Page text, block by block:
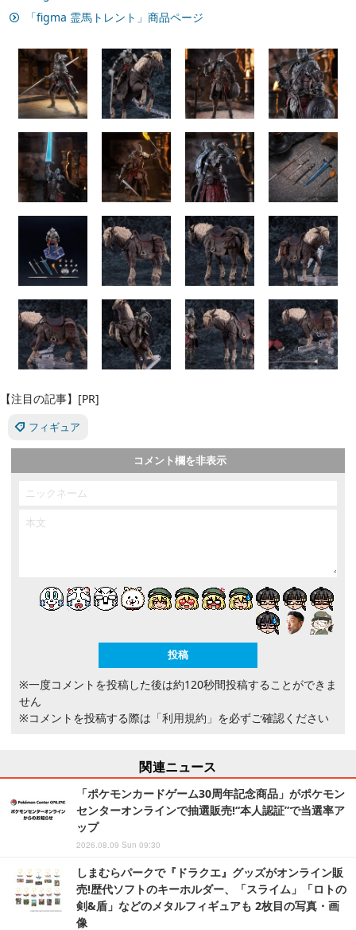
「figma 霊馬トレント」商品ページ
【注目の記事】[PR]
フィギュア
コメント欄を非表示
※一度コメントを投稿した後は約120秒間投稿することができま
せん
※コメントを投稿する際は 「利用規約」 を必ずご確認ください
関連ニュース
「ポケモンカードゲーム30周年記念商品」がポケモン
センターオンラインで抽選販売!“本人認証”で当選率ア
ップ
2026.08.09 Sun 09:30
しまむらパークで『ドラクエ』グッズがオンライン販
売!歴代ソフトのキーホルダー、「スライム」「ロトの
剣&盾」などのメタルフィギュアも 2枚目の写真・画
像